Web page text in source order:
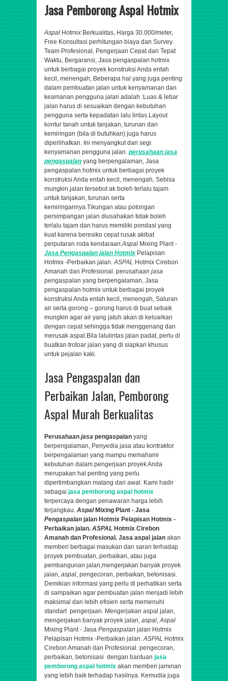
Jasa Pemborong Aspal Hotmix
Aspal Hotmix Berkualitas, Harga 30.000/meter,
Free Konsultasi perhitungan biaya dan Survey.
Team Profesional, Pengerjaan Cepat dan Tepat
Waktu, Bergaransi, Jasa pengaspalan hotmix
untuk berbagai proyek konstruksi Anda entah
kecil, menengah, Beberapa hal yang juga penting
dalam pembuatan jalan untuk kenyamanan dan
keamanan pengguna jalan adalah :Luas & lebar
jalan harus di sesuaikan dengan kebutuhan
pengguna serta kepadatan lalu lintas.Layout
kontur tanah untuk tanjakan, turunan dan
kemiringan (bila di butuhkan) juga harus
diperlihatkan. Ini menyangkut dari segi
kenyamanan pengguna jalan. perusahaan jasa
pengaspalan yang berpengalaman, Jasa
pengaspalan hotmix untuk berbagai proyek
konstruksi Anda entah kecil, menengah, Sebisa
mungkin jalan tersebut ak boleh terlalu tajam
untuk tanjakan, turunan serta
kemiringannya.Tikungan atau potongan
persimpangan jalan diusahakan tidak boleh
terlalu tajam dan harus memiliki pondasi yang
kuat karena beresiko cepat rusak akibat
perputaran roda kendaraan.Aspal Mixing Plant -
Jasa Pengaspalan jalan Hotmix Pelapisan
Hotmix -Perbaikan jalan.ASPAL Hotmix Cirebon
Amanah dan Profesional. perusahaan jasa
pengaspalan yang berpengalaman, Jasa
pengaspalan hotmix untuk berbagai proyek
konstruksi Anda entah kecil, menengah, Saluran
air serta gorong – gorong harus di buat sebaik
mungkin agar air yang jatuh akan di keluarkan
dengan cepat sehingga tidak menggenang dan
merusak aspal.Bila lalulintas jalan padat, perlu di
buatkan trotoar jalan yang di siapkan khusus
untuk pejalan kaki.
Jasa Pengaspalan dan
Perbaikan Jalan, Pemborong
Aspal Murah Berkualitas
Perusahaan jasa pengaspalan yang
berpengalaman, Penyedia jasa atau kontraktor
berpengalaman yang mampu memahami
kebutuhan dalam pengerjaan proyek Anda
merupakan hal penting yang perlu
dipertimbangkan matang dari awal. Kami hadir
sebagai jasa pemborong aspal hotmix
terpercaya dengan penawaran harga lebih
terjangkau. AspalMixing Plant - Jasa
Pengaspalan jalan Hotmix Pelapisan Hotmix -
Perbaikan jalan. ASPAL Hotmix Cirebon
Amanah dan Profesional. Jasa aspal jalan akan
memberi berbagai masukan dan saran terhadap
proyek pembuatan, perbaikan, atau juga
pembangunan jalan,mengerjakan banyak proyek
jalan, aspal, pengecoran, perbaikan, betonisasi.
Demikian informasi yang perlu di perhatikan serta
di sampaikan agar pembuatan jalan menjadi lebih
maksimal dan lebih efisien serta memenuhi
standart pengerjaan. Mengerjakan aspal jalan,
mengerjakan banyak proyek jalan, aspal,Aspal
Mixing Plant - Jasa Pengaspalan jalan Hotmix
Pelapisan Hotmix -Perbaikan jalan.ASPAL Hotmix
Cirebon Amanah dan Profesional. pengecoran,
perbaikan, betonisasi dengan bantuan jasa
pemborong aspal hotmix akan memberi jaminan
yang lebih baik terhadap hasilnya. Kemudia juga